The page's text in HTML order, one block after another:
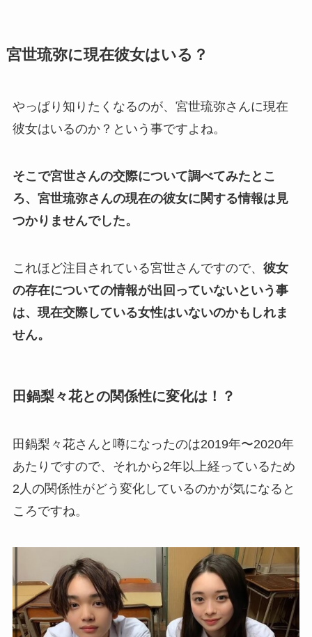
宮世琉弥に現在彼女はいる？
やっぱり知りたくなるのが、宮世琉弥さんに現在
彼女はいるのか？という事ですよね。
そこで宮世さんの交際について調べてみたとこ
ろ、宮世琉弥さんの現在の彼女に関する情報は見
つかりませんでした。
これほど注目されている宮世さんですので、 彼女
の存在についての情報が出回っていないという事
は、現在交際している女性はいないのかもしれま
せん。
田鍋梨々花との関係性に変化は！？
田鍋梨々花さんと噂になったのは2019年〜2020年
あたりですので、それから2年以上経っているため
2人の関係性がどう変化しているのかが気になると
ころですね。